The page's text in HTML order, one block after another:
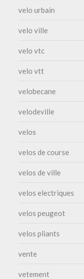
velo urbain
velo ville
velo vtc
velo vtt
velobecane
velodeville
velos
velos de course
velos de ville
velos electriques
velos peugeot
velos pliants
vente
vetement